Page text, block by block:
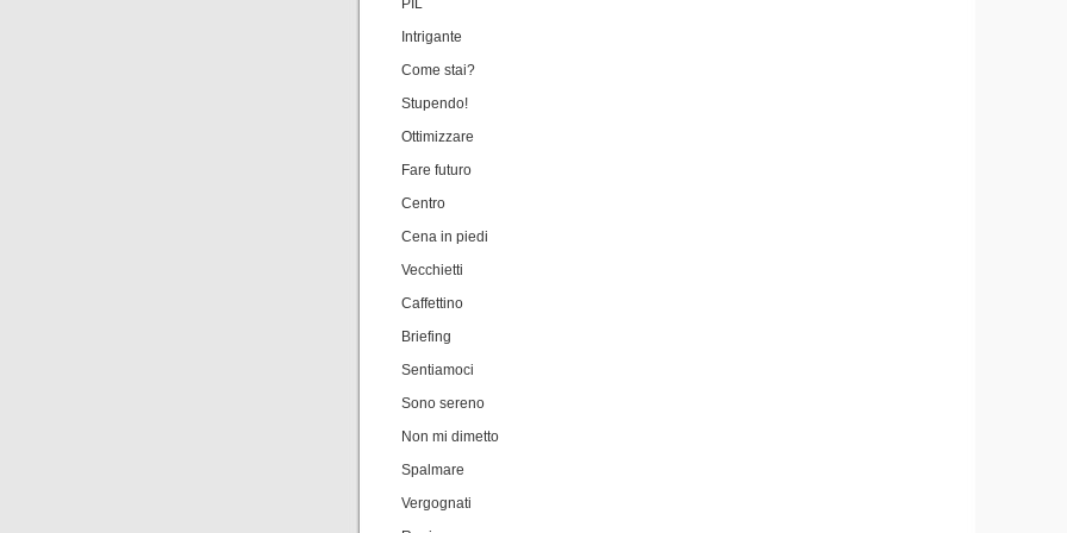
PIL
Intrigante
Come stai?
Stupendo!
Ottimizzare
Fare futuro
Centro
Cena in piedi
Vecchietti
Caffettino
Briefing
Sentiamoci
Sono sereno
Non mi dimetto
Spalmare
Vergognati